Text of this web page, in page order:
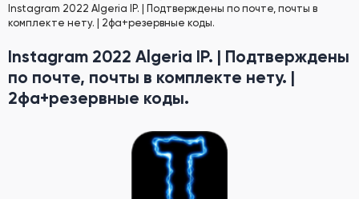
Instagram 2022 Algeria IP. | Подтверждены по почте, почты в
комплекте нету. | 2фа+резервные коды.
Instagram 2022 Algeria IP. | Подтверждены
по почте, почты в комплекте нету. |
2фа+резервные коды.